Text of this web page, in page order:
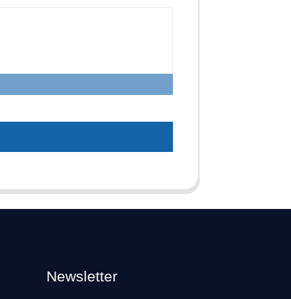
Newsletter